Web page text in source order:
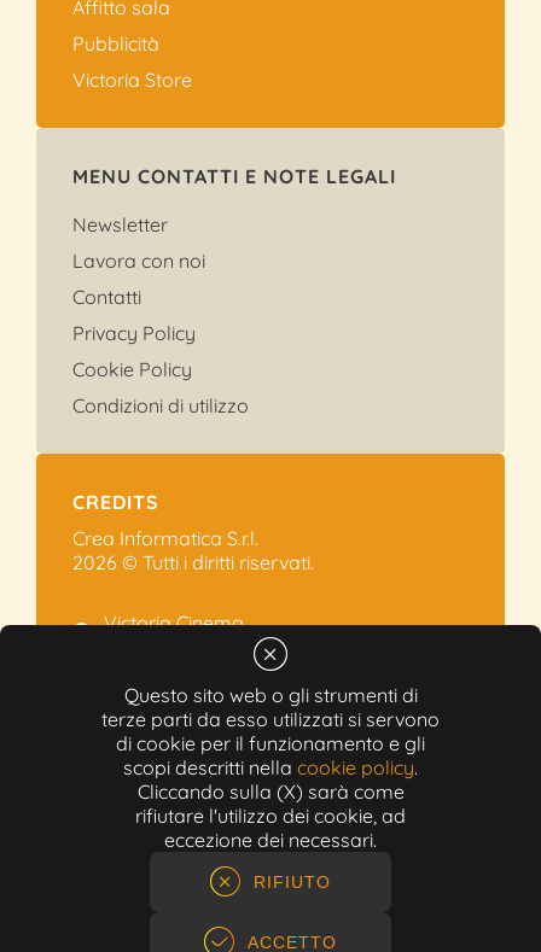
Questo sito web o gli strumenti di
terze parti da esso utilizzati si servono
di cookie per il funzionamento e gli
scopi descritti nella cookie policy.
Cliccando sulla (X) sarà come
rifiutare l'utilizzo dei cookie, ad
eccezione dei necessari.
RIFIUTO
ACCETTO
Affitto sala
Pubblicità
Victoria Store
MENU CONTATTI E NOTE LEGALI
Newsletter
Lavora con noi
Contatti
Privacy Policy
Cookie Policy
Condizioni di utilizzo
CREDITS
Crea Informatica S.r.l.
2026 © Tutti i diritti riservati.
Victoria Cinema
Via Ramelli, 101 - Modena
+39 059.454622
info@victoriacinema.it
Partita IVA: 02603471208
N-REA: 452611
Capitale sociale: 300.000,00€